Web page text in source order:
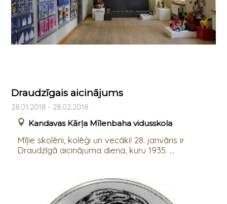
Draudzīgais aicinājums
28.01.2018 - 28.02.2018
Kandavas Kārļa Mīlenbaha vidusskola
Mīļie skolēni, kolēģi un vecāki! 28. janvāris ir
Draudzīgā aicinājuma diena, kuru 1935. ...